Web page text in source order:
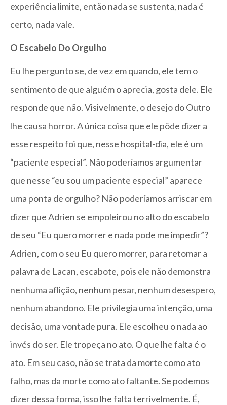
experiência limite, então nada se sustenta, nada é
certo, nada vale.
O Escabelo Do Orgulho
Eu lhe pergunto se, de vez em quando, ele tem o
sentimento de que alguém o aprecia, gosta dele. Ele
responde que não. Visivelmente, o desejo do Outro
lhe causa horror. A única coisa que ele pôde dizer a
esse respeito foi que, nesse hospital-dia, ele é um
“paciente especial”. Não poderíamos argumentar
que nesse “eu sou um paciente especial” aparece
uma ponta de orgulho? Não poderíamos arriscar em
dizer que Adrien se empoleirou no alto do escabelo
de seu “Eu quero morrer e nada pode me impedir”?
Adrien, com o seu Eu quero morrer, para retomar a
palavra de Lacan, escabote, pois ele não demonstra
nenhuma aflição, nenhum pesar, nenhum desespero,
nenhum abandono. Ele privilegia uma intenção, uma
decisão, uma vontade pura. Ele escolheu o nada ao
invés do ser. Ele tropeça no ato. O que lhe falta é o
ato. Em seu caso, não se trata da morte como ato
falho, mas da morte como ato faltante. Se podemos
dizer dessa forma, isso lhe falta terrivelmente. É,